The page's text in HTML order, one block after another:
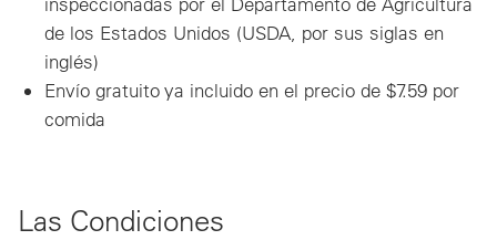
de los Estados Unidos (USDA, por sus siglas en
inglés)
Envío gratuito ya incluido en el precio de $7.59 por
comida
Las Condiciones